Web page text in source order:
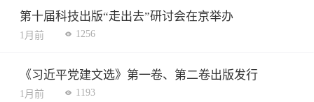
第十届科技出版“走出去”研讨会在京举办
1月前 1256
《习近平党建文选》第一卷、第二卷出版发行
1月前 1193